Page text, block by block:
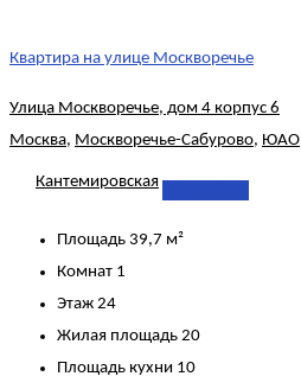
Квартира на улице Москворечье
Улица Москворечье, дом 4 корпус 6
Москва, Москворечье-Сабурово, ЮАО
Кантемировская
Площадь 39,7 м²
Комнат 1
Этаж 24
Жилая площадь 20
Площадь кухни 10